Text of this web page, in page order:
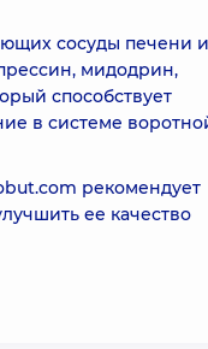
сосуды печени
мидодрин,
способствует
в системе
рекомендует
ее качество